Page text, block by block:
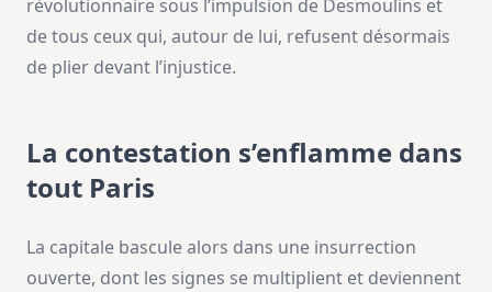
révolutionnaire sous l’impulsion de Desmoulins et
de tous ceux qui, autour de lui, refusent désormais
de plier devant l’injustice.
La contestation s’enflamme dans
tout Paris
La capitale bascule alors dans une insurrection
ouverte, dont les signes se multiplient et deviennent